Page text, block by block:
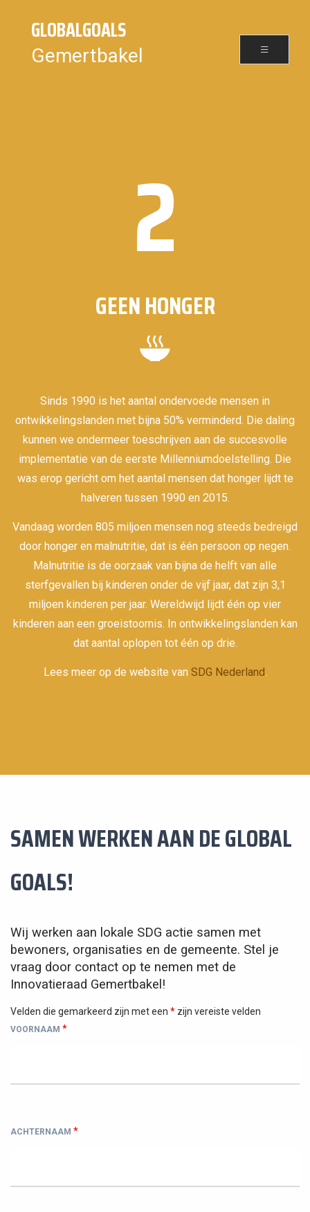
GLOBALGOALS
Gemertbakel
2
GEEN HONGER
Sinds 1990 is het aantal ondervoede mensen in
ontwikkelingslanden met bijna 50% verminderd. Die daling
kunnen we ondermeer toeschrijven aan de succesvolle
implementatie van de eerste Millenniumdoelstelling. Die
was erop gericht om het aantal mensen dat honger lijdt te
halveren tussen 1990 en 2015.
Vandaag worden 805 miljoen mensen nog steeds bedreigd
door honger en malnutritie, dat is één persoon op negen.
Malnutritie is de oorzaak van bijna de helft van alle
sterfgevallen bij kinderen onder de vijf jaar, dat zijn 3,1
miljoen kinderen per jaar. Wereldwijd lijdt één op vier
kinderen aan een groeistoornis. In ontwikkelingslanden kan
dat aantal oplopen tot één op drie.
Lees meer op de website van SDG Nederland.
SAMEN WERKEN AAN DE GLOBAL
GOALS!
Wij werken aan lokale SDG actie samen met
bewoners, organisaties en de gemeente. Stel je
vraag door contact op te nemen met de
Innovatieraad Gemertbakel!
Velden die gemarkeerd zijn met een * zijn vereiste velden
VOORNAAM *
ACHTERNAAM *